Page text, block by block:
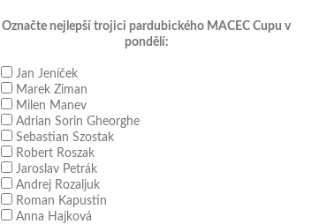
Označte nejlepší trojici pardubického MACEC Cupu v
pondělí:
Jan Jeníček
Marek Ziman
Milen Manev
Adrian Sorin Gheorghe
Sebastian Szostak
Robert Roszak
Jaroslav Petrák
Andrej Rozaljuk
Roman Kapustin
Anna Hajková